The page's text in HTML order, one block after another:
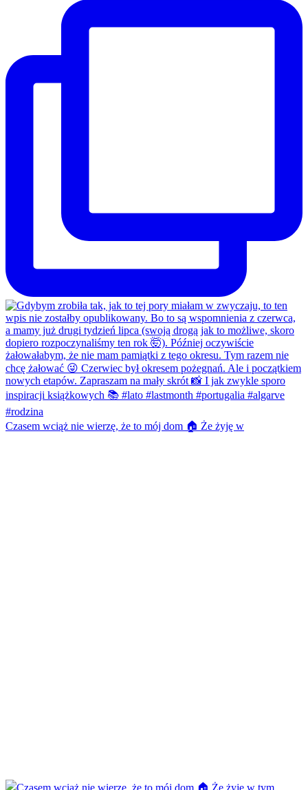
Czasem wciąż nie wierzę, że to mój dom 🏠 Że żyję w